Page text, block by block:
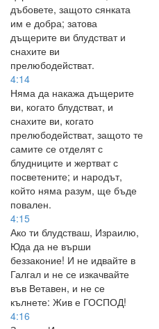
дъбовете, защото сянката
им е добра; затова
дъщерите ви блудстват и
снахите ви
прелюбодействат.
4:14
Няма да накажа дъщерите
ви, когато блудстват, и
снахите ви, когато
прелюбодействат, защото те
самите се отделят с
блудниците и жертват с
посветените; и народът,
който няма разум, ще бъде
повален.
4:15
Ако ти блудстваш, Израилю,
Юда да не върши
беззаконие! И не идвайте в
Галгал и не се изкачвайте
във Ветавен, и не се
кълнете: Жив е ГОСПОД!
4:16